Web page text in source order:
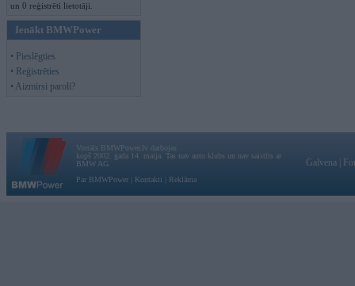
un 0 reģistrēti lietotāji.
Ienākt BMWPower
• Pieslēgties
• Reģistrēties
• Aizmirsi paroli?
Vortāls BMWPower.lv darbojas
kopš 2002. gada 14. maija. Tas nav auto klubs un nav saistīts ar
BMW AG.
Par BMWPower
Kontakti Reklāma
Galvena